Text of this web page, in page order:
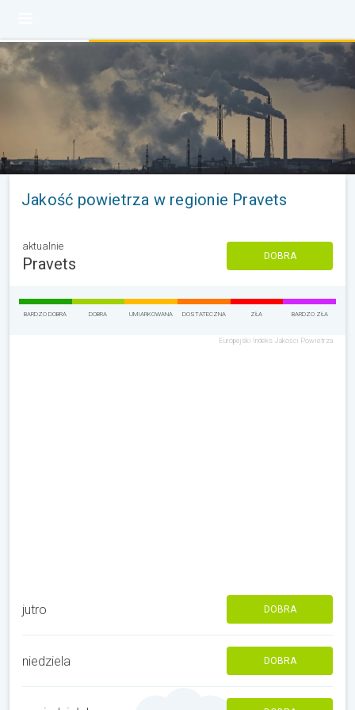
Jakość powietrza w regionie Pravets
aktualnie
Pravets DOBRA
BARDZO DOBRA DOBRA UMIARKOWANA DOSTATECZNA ZŁA BARDZO ZŁA
Europejski Indeks Jakości Powietrza
jutro DOBRA
niedziela DOBRA